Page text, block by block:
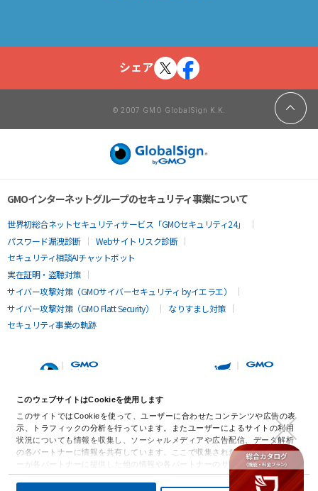
このウェブサイトはCookieを使用します
このサイトではCookieを使って、ユーザーに合わせたコンテンツや広告の表
示、トラフィックの分析を行っています。またユーザーによるサイトの利用
状況についても情報を収集し、ソーシャルメディアや広告配信、データ解析
の各パートナーに情報を共有しています。ここで収集された情報は、ユーザ
ーが各パートナーに提供した他の情報や各パートナーのサービスを使用した
際に収集された情報と組み合わされ、各パートナーによって使用されること
シェア
© 2007 GMO GlobalSign K.K.
GMOインターネットグループのセキュリティ事業について
世界初総合ネットセキュリティサービス「GMOセキュリティ24」
パスワード漏洩診断
Webサイトリスク診断
セキュリティ相談AIチャットボット
実在証明・盗聴対策
サイバー攻撃対策（GMOサイバーセキュリティ byイエラエ）
サイバー攻撃対策（GMO Flatt Security）
なりすまし対策
セキュリティ事業の軌跡